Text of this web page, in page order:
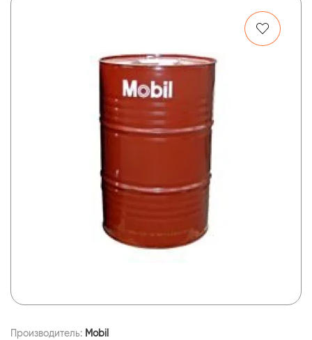
Производитель: Mobil